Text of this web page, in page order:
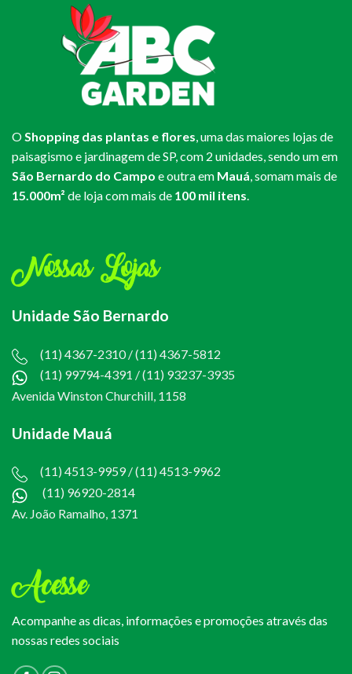
OShopping das plantas e flores, uma das maiores lojas de
paisagismo e jardinagem de SP, com 2 unidades, sendo um em
São Bernardo do Campo e outra em Mauá, somam mais de
15.000m² de loja com mais de 100 mil itens.
Nossas Lojas
Unidade São Bernardo
(11) 4367-2310 / (11) 4367-5812
(11) 99794-4391 /(11) 93237-3935
Avenida Winston Churchill, 1158
Unidade Mauá
(11) 4513-9959 / (11) 4513-9962
(11) 96920-2814
Av. João Ramalho, 1371
Acesse
Acompanhe as dicas, informações e promoções através das
nossas redes sociais